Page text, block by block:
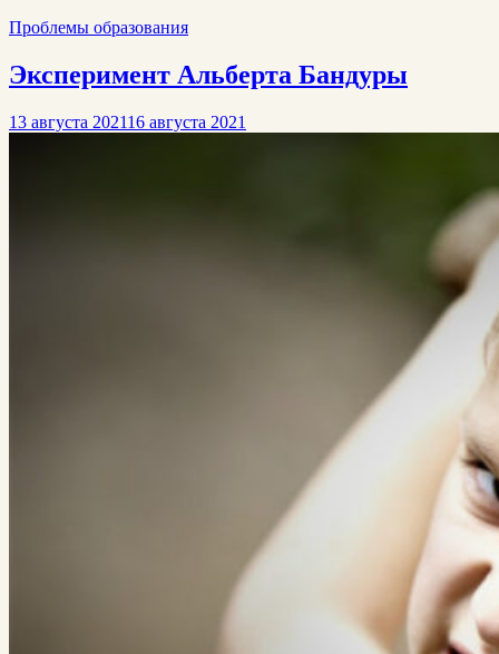
Проблемы образования
Эксперимент Альберта Бандуры
13 августа 202116 августа 2021